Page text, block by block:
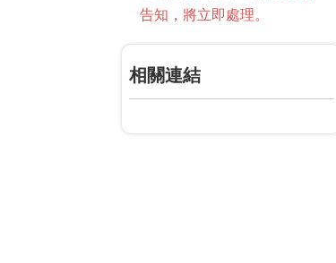
告知，將立即處理。
相關連結